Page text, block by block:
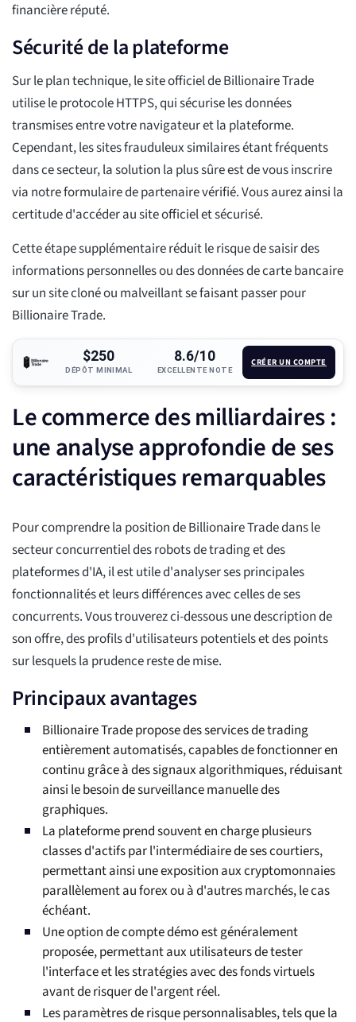
financière réputé.
Sécurité de la plateforme
Sur le plan technique, le site officiel de Billionaire Trade
utilise le protocole HTTPS, qui sécurise les données
transmises entre votre navigateur et la plateforme.
Cependant, les sites frauduleux similaires étant fréquents
dans ce secteur, la solution la plus sûre est de vous inscrire
via notre formulaire de partenaire vérifié. Vous aurez ainsi la
certitude d'accéder au site officiel et sécurisé.
Cette étape supplémentaire réduit le risque de saisir des
informations personnelles ou des données de carte bancaire
sur un site cloné ou malveillant se faisant passer pour
Billionaire Trade.
$250
DÉPÔT MINIMAL
8.6/10
EXCELLENTE NOTE
CRÉER UN COMPTE
Le commerce des milliardaires :
une analyse approfondie de ses
caractéristiques remarquables
Pour comprendre la position de Billionaire Trade dans le
secteur concurrentiel des robots de trading et des
plateformes d'IA, il est utile d'analyser ses principales
fonctionnalités et leurs différences avec celles de ses
concurrents. Vous trouverez ci-dessous une description de
son offre, des profils d'utilisateurs potentiels et des points
sur lesquels la prudence reste de mise.
Principaux avantages
Billionaire Trade propose des services de trading
entièrement automatisés, capables de fonctionner en
continu grâce à des signaux algorithmiques, réduisant
ainsi le besoin de surveillance manuelle des
graphiques.
La plateforme prend souvent en charge plusieurs
classes d'actifs par l'intermédiaire de ses courtiers,
permettant ainsi une exposition aux cryptomonnaies
parallèlement au forex ou à d'autres marchés, le cas
échéant.
Une option de compte démo est généralement
proposée, permettant aux utilisateurs de tester
l'interface et les stratégies avec des fonds virtuels
avant de risquer de l'argent réel.
Les paramètres de risque personnalisables, tels que la